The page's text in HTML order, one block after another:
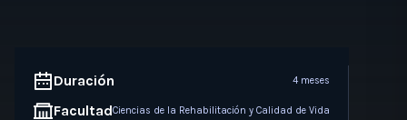
Duración 4 meses
FacultadCiencias de la Rehabilitación y Calidad de Vida